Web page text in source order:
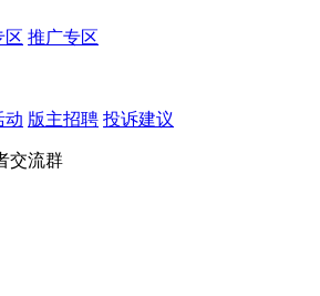
区 推广专区
动 版主招聘 投诉建议
交流群